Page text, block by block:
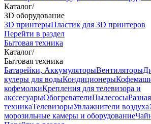
Каталог/
3D оборудование
3D принтерыПластик для 3D принтеров
Перейти в раздел
Бытовая техника
Каталог/
Бытовая техника
Батарейки, АккумуляторыВентиляторы
кулеры для водыКондиционеры
кофемолкиКрепления для телевизора и
акссесуарыОбогревателиПылесосы
техникаТелевизорыУвлажнители воздуха
морозильные камеры и оборудование